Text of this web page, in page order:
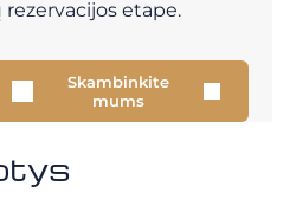
etape.
Skambinkite
mums